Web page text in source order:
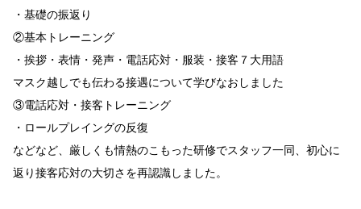
・基礎の振返り
②基本トレーニング
・挨拶・表情・発声・電話応対・服装・接客７大用語
マスク越しでも伝わる接遇について学びなおしました
③電話応対・接客トレーニング
・ロールプレイングの反復
などなど、厳しくも情熱のこもった研修でスタッフ一同、初心に
返り接客応対の大切さを再認識しました。